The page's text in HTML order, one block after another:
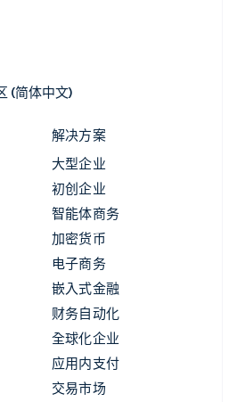
(简体中文)
解决方案
大型企业
初创企业
智能体商务
加密货币
电子商务
嵌入式金融
财务自动化
全球化企业
应用内支付
交易市场